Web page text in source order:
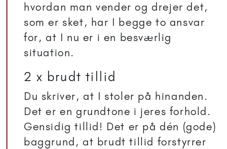
hvordan man vender og drejer det,
som er sket, har I begge to ansvar
for, at I nu er i en besværlig
situation.
2 x brudt tillid
Du skriver, at I stoler på hinanden.
Det er en grundtone i jeres forhold.
Gensidig tillid! Det er på dén (gode)
baggrund, at brudt tillid forstyrrer